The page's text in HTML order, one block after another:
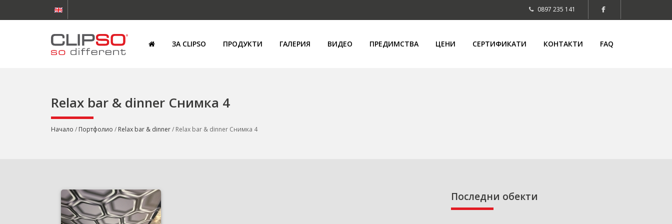
0897 235 141
ЗА CLIPSO ПРОДУКТИ ГАЛЕРИЯ ВИДЕО ПРЕДИМСТВА ЦЕНИ СЕРТИФИКАТИ КОНТАКТИ FAQ
Relax bar & dinner Снимка 4
Начало / Портфолио / Relax bar & dinner/ Relax bar & dinner Снимка 4
Последни обекти